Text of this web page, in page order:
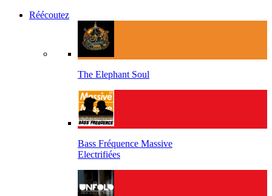
Réécoutez
The Elephant Soul
Bass Fréquence Massive
Electrifiées